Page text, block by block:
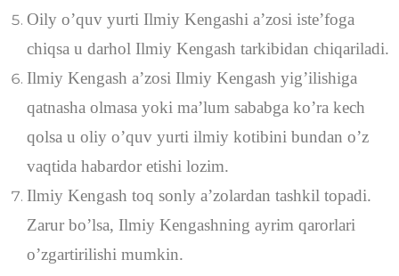
Oily o’quv yurti Ilmiy Kengashi a’zosi iste’foga
chiqsa u darhol Ilmiy Kengash tarkibidan chiqariladi.
Ilmiy Kengash a’zosi Ilmiy Kengash yig’ilishiga
qatnasha olmasa yoki ma’lum sababga ko’ra kech
qolsa u oliy o’quv yurti ilmiy kotibini bundan o’z
vaqtida habardor etishi lozim.
Ilmiy Kengash toq sonly a’zolardan tashkil topadi.
Zarur bo’lsa, Ilmiy Kengashning ayrim qarorlari
o’zgartirilishi mumkin.